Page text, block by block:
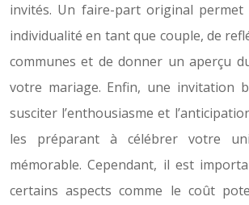
invités. Un faire-part original permet
individualité en tant que couple, de
communes et de donner un aperçu
votre mariage. Enfin, une invitation
susciter l’enthousiasme et
les préparant à célébrer votre
mémorable. Cependant, il est
certains aspects comme le coût